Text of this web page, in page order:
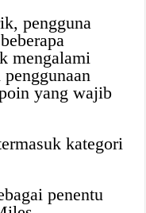
pengguna
mengalami
yang wajib
kategori
penentu